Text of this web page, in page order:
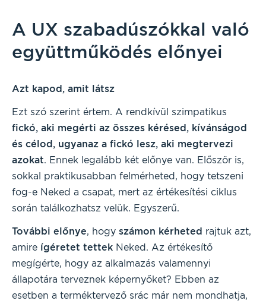
A UX szabadúszókkal való
együttműködés előnyei
Azt kapod, amit látsz
Ezt szó szerint értem. A rendkívül szimpatikus
fickó, aki megérti az összes kérésed, kívánságod
és célod, ugyanaz a fickó lesz, aki megtervezi
azokat. Ennek legalább két előnye van. Először is,
sokkal praktikusabban felmérheted, hogy tetszeni
fog-e Neked a csapat, mert az értékesítési ciklus
során találkozhatsz velük. Egyszerű.
További előnye, hogy számon kérheted rajtuk azt,
amire ígéretet tettek Neked. Az értékesítő
megígérte, hogy az alkalmazás valamennyi
állapotára terveznek képernyőket? Ebben az
esetben a terméktervező srác már nem mondhatja,